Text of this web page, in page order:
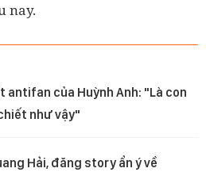
nay.
của Huỳnh Anh: "Là con
như vậy"
Hải, đăng story ẩn ý về